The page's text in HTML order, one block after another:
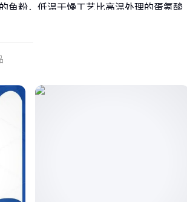
鱼粉，低温干燥工艺比高温处理的蛋氨酸
不能仅比较理论含量数值，还需结合养殖
。幼龄动物对鱼粉的利用率通常高于植物
注高蛋氨酸的原料效果差异大？
氨酸含量多在理想条件下测定，实际运输
潮湿环境会导致活性成分降解。密封包装
定性更有保障。
求形态也有差异：